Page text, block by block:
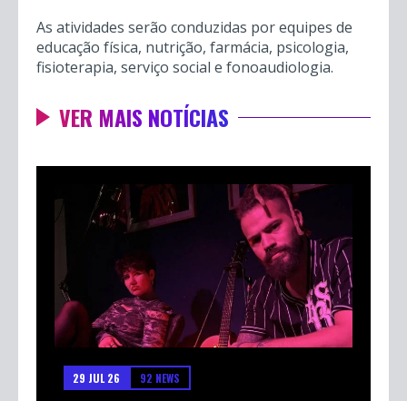
As atividades serão conduzidas por equipes de
educação física, nutrição, farmácia, psicologia,
fisioterapia, serviço social e fonoaudiologia.
VER MAIS NOTÍCIAS
29 JUL 26 92 NEWS